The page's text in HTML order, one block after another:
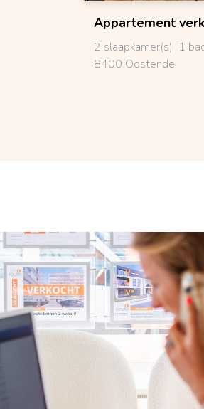
Appartement
2 slaapkamer(s) 1
8400 Oostende